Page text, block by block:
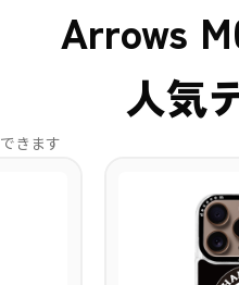
Arrows
人気
きます